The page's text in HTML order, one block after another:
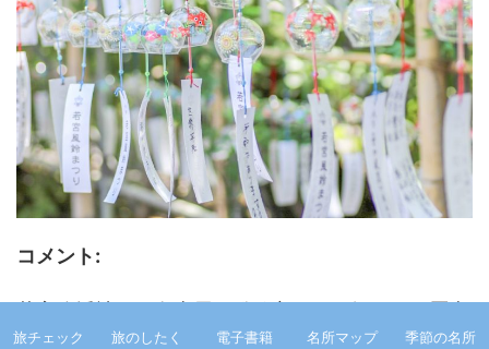
コメント:
若宮八幡社は、名古屋の総鎮守として知られる歴史
ある神社です。毎年夏には「風鈴まつり」が開催さ
旅チェック 旅のしたく 電子書籍 名所マップ 季節の名所